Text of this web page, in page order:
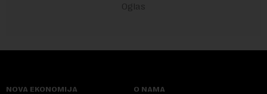
NOVA EKONOMIJA O NAMA